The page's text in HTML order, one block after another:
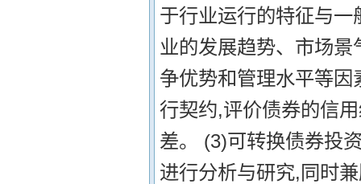
于行业运行的特征与
业的发展趋势、市场
争优势和管理水平等
行契约,评价债券的信
差。 (3)可转换债券投
进行分析与研究,同时